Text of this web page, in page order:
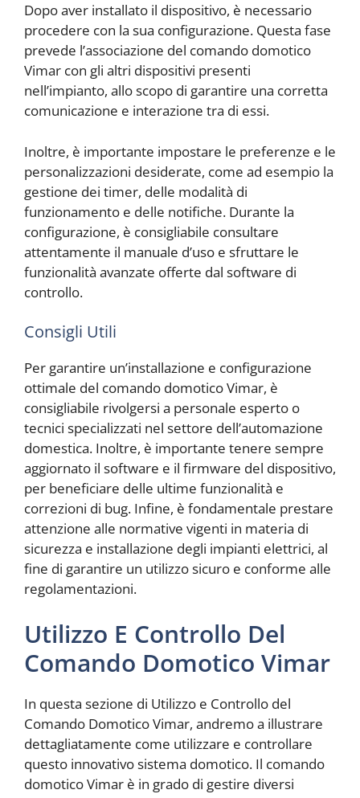
Dopo aver installato il dispositivo, è necessario
procedere con la sua configurazione. Questa fase
prevede l’associazione del comando domotico
Vimar con gli altri dispositivi presenti
nell’impianto, allo scopo di garantire una corretta
comunicazione e interazione tra di essi.
Inoltre, è importante impostare le preferenze e le
personalizzazioni desiderate, come ad esempio la
gestione dei timer, delle modalità di
funzionamento e delle notifiche. Durante la
configurazione, è consigliabile consultare
attentamente il manuale d’uso e sfruttare le
funzionalità avanzate offerte dal software di
controllo.
Consigli Utili
Per garantire un’installazione e configurazione
ottimale del comando domotico Vimar, è
consigliabile rivolgersi a personale esperto o
tecnici specializzati nel settore dell’automazione
domestica. Inoltre, è importante tenere sempre
aggiornato il software e il firmware del dispositivo,
per beneficiare delle ultime funzionalità e
correzioni di bug. Infine, è fondamentale prestare
attenzione alle normative vigenti in materia di
sicurezza e installazione degli impianti elettrici, al
fine di garantire un utilizzo sicuro e conforme alle
regolamentazioni.
Utilizzo E Controllo Del
Comando Domotico Vimar
In questa sezione di Utilizzo e Controllo del
Comando Domotico Vimar, andremo a illustrare
dettagliatamente come utilizzare e controllare
questo innovativo sistema domotico. Il comando
domotico Vimar è in grado di gestire diversi